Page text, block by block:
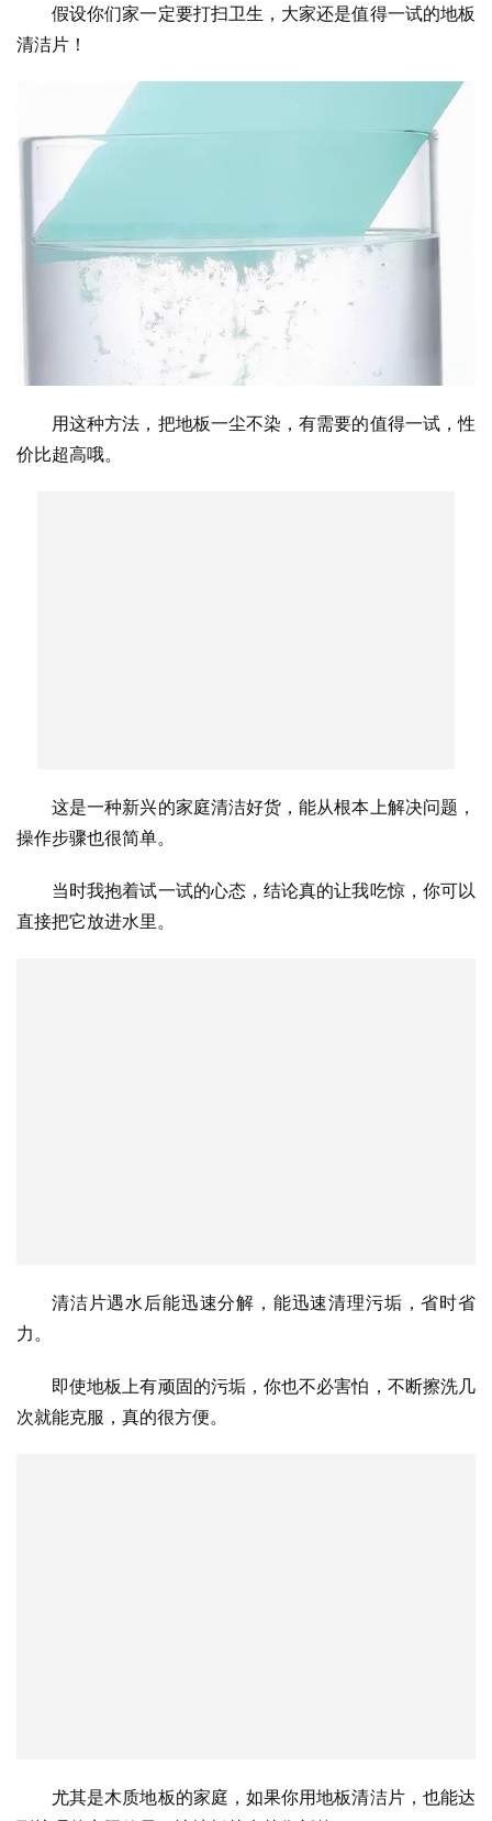
假设你们家一定要打扫卫生，大家还是值得一试的地板
清洁片！
用这种方法，把地板一尘不染，有需要的值得一试，性
价比超高哦。
这是一种新兴的家庭清洁好货，能从根本上解决问题，
操作步骤也很简单。
当时我抱着试一试的心态，结论真的让我吃惊，你可以
直接把它放进水里。
清洁片遇水后能迅速分解，能迅速清理污垢，省时省
力。
即使地板上有顽固的污垢，你也不必害怕，不断擦洗几
次就能克服，真的很方便。
尤其是木质地板的家庭，如果你用地板清洁片，也能达